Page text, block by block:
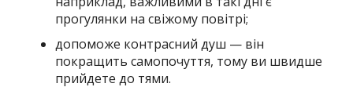
прогулянки на свіжому повітрі;
допоможе контрасний душ — він
покращить самопочуття, тому ви швидше
прийдете до тями.